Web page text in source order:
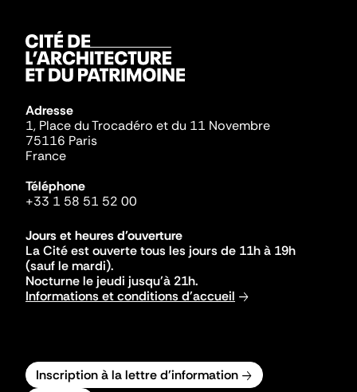
Adresse
1, Place du Trocadéro et du 11 Novembre
75116 Paris
France
Téléphone
+33 1 58 51 52 00
Jours et heures d'ouverture
La Cité est ouverte tous les jours de 11h à 19h
(sauf le mardi).
Nocturne le jeudi jusqu'à 21h.
Informations et conditions d'accueil
Inscription à la lettre d'information